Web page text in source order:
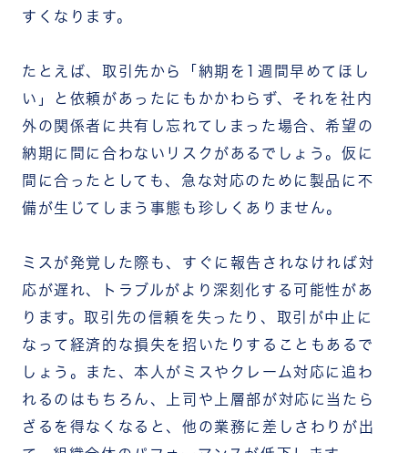
すくなります。
たとえば、取引先から「納期を1週間早めてほし
い」と依頼があったにもかかわらず、それを社内
外の関係者に共有し忘れてしまった場合、希望の
納期に間に合わないリスクがあるでしょう。仮に
間に合ったとしても、急な対応のために製品に不
備が生じてしまう事態も珍しくありません。
ミスが発覚した際も、すぐに報告されなければ対
応が遅れ、トラブルがより深刻化する可能性があ
ります。取引先の信頼を失ったり、取引が中止に
なって経済的な損失を招いたりすることもあるで
しょう。また、本人がミスやクレーム対応に追わ
れるのはもちろん、上司や上層部が対応に当たら
ざるを得なくなると、他の業務に差しさわりが出